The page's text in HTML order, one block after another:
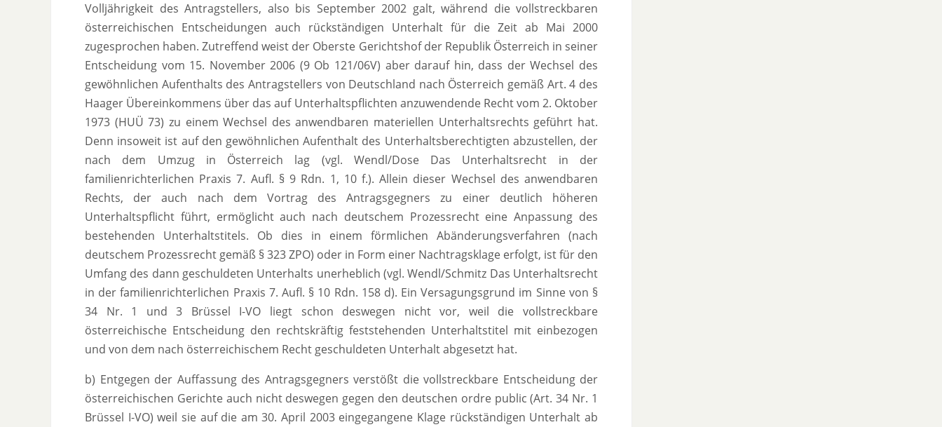
Volljährigkeit des Antragstellers, also bis September 2002 galt, während die vollstreckbaren
österreichischen Entscheidungen auch rückständigen Unterhalt für die Zeit ab Mai 2000
zugesprochen haben. Zutreffend weist der Oberste Gerichtshof der Republik Österreich in seiner
Entscheidung vom 15. November 2006 (9 Ob 121/06V) aber darauf hin, dass der Wechsel des
gewöhnlichen Aufenthalts des Antragstellers von Deutschland nach Österreich gemäß Art. 4 des
Haager Übereinkommens über das auf Unterhaltspflichten anzuwendende Recht vom 2. Oktober
1973 (HUÜ 73) zu einem Wechsel des anwendbaren materiellen Unterhaltsrechts geführt hat.
Denn insoweit ist auf den gewöhnlichen Aufenthalt des Unterhaltsberechtigten abzustellen, der
nach dem Umzug in Österreich lag (vgl. Wendl/Dose Das Unterhaltsrecht in der
familienrichterlichen Praxis 7. Aufl. § 9 Rdn. 1, 10 f.). Allein dieser Wechsel des anwendbaren
Rechts, der auch nach dem Vortrag des Antragsgegners zu einer deutlich höheren
Unterhaltspflicht führt, ermöglicht auch nach deutschem Prozessrecht eine Anpassung des
bestehenden Unterhaltstitels. Ob dies in einem förmlichen Abänderungsverfahren (nach
deutschem Prozessrecht gemäß § 323 ZPO) oder in Form einer Nachtragsklage erfolgt, ist für den
Umfang des dann geschuldeten Unterhalts unerheblich (vgl. Wendl/Schmitz Das Unterhaltsrecht
in der familienrichterlichen Praxis 7. Aufl. § 10 Rdn. 158 d). Ein Versagungsgrund im Sinne von §
34 Nr. 1 und 3 Brüssel I-VO liegt schon deswegen nicht vor, weil die vollstreckbare
österreichische Entscheidung den rechtskräftig feststehenden Unterhaltstitel mit einbezogen
und von dem nach österreichischem Recht geschuldeten Unterhalt abgesetzt hat.
b) Entgegen der Auffassung des Antragsgegners verstößt die vollstreckbare Entscheidung der
österreichischen Gerichte auch nicht deswegen gegen den deutschen ordre public (Art. 34 Nr. 1
Brüssel I-VO) weil sie auf die am 30. April 2003 eingegangene Klage rückständigen Unterhalt ab